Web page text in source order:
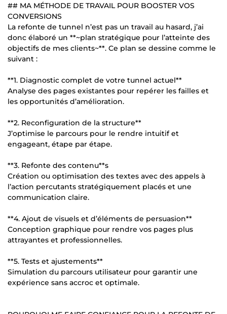
## MA MÉTHODE DE TRAVAIL POUR BOOSTER VOS
CONVERSIONS
La refonte de tunnel n’est pas un travail au hasard, j’ai
donc élaboré un **~plan stratégique pour l’atteinte des
objectifs de mes clients~**. Ce plan se dessine comme le
suivant :
**1. Diagnostic complet de votre tunnel actuel**
Analyse des pages existantes pour repérer les failles et
les opportunités d’amélioration.
**2. Reconfiguration de la structure**
J’optimise le parcours pour le rendre intuitif et
engageant, étape par étape.
**3. Refonte des contenu**s
Création ou optimisation des textes avec des appels à
l’action percutants stratégiquement placés et une
communication claire.
**4. Ajout de visuels et d’éléments de persuasion**
Conception graphique pour rendre vos pages plus
attrayantes et professionnelles.
**5. Tests et ajustements**
Simulation du parcours utilisateur pour garantir une
expérience sans accroc et optimale.